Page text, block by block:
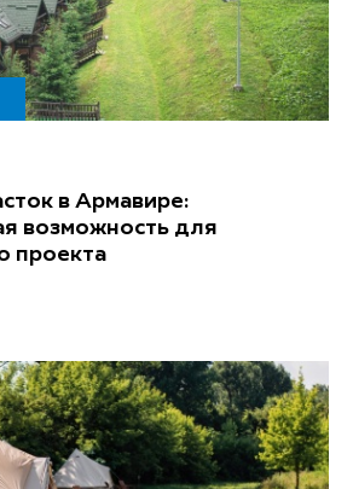
в Армавире:
возможность для
проекта